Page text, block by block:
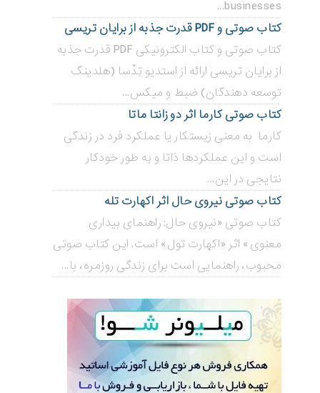
businesses...
کتاب صوتی و PDF قدرت جذبه از برایان تریسی
کتاب صوتی و کتاب الکترونیکی PDF قدرت جذبه
از برایان تریسی ارائه از استدیو تِدْسا (هلدینگ
توسعه دهندگان) ضبط و میکس...
کتاب صوتی کارما اثر دو زانتا ماتا
کارما به معنی زیستکار یا عملکرد فرد در زندگی
است و این عملکردها ذاتا و به طور خودکار
نتایجی در این...
کتاب صوتی نیروی حال اثر اکهارت تله
کتاب صوتی «نیروی حال: راهنمای بیداری
معنوی» اثر «اکهارت تول» است. این کتاب صوتی
محبوب، راهنمایی است برای زندگی روزمره، با...